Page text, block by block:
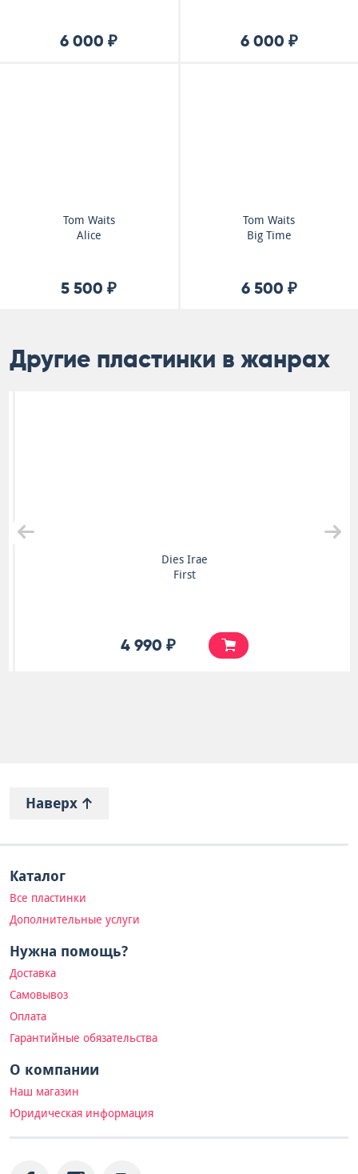
6 000 ₽ 6 000 ₽
Tom Waits
Alice
5 500 ₽
Tom Waits
Big Time
6 500 ₽
Другие пластинки в жанрах
Dies Irae
First
4 990 ₽
Наверх
Каталог
Все пластинки
Дополнительные услуги
Нужна помощь?
Доставка
Самовывоз
Оплата
Гарантийные обязательства
О компании
Наш магазин
Юридическая информация